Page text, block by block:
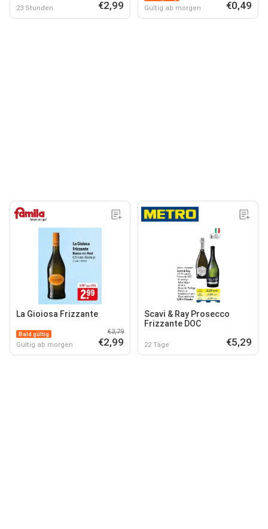
23 Stunden €2,99 Gültig ab morgen €0,49
La Gioiosa Frizzante
Bald gültig
Gültig ab morgen
€3,79
€2,99
Scavi & Ray Prosecco
Frizzante DOC
22 Tage €5,29